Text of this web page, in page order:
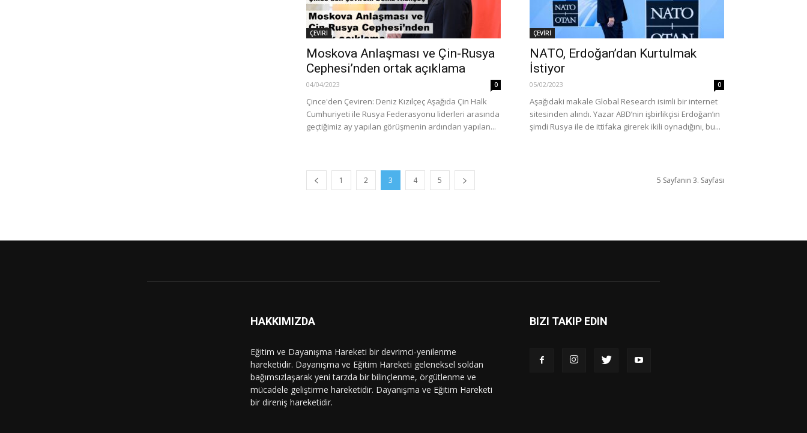
ÇEVİRİ
Moskova Anlaşması ve Çin-Rusya
Cephesi’nden ortak açıklama
04/04/2023 0
Çince'den Çeviren: Deniz Kızılçeç Aşağıda Çin Halk
Cumhuriyeti ile Rusya Federasyonu liderleri arasında
geçtiğimiz ay yapılan görüşmenin ardından yapılan...
ÇEVİRİ
NATO, Erdoğan’dan Kurtulmak
İstiyor
05/02/2023 0
Aşağıdaki makale Global Research isimli bir internet
sitesinden alındı. Yazar ABD’nin işbirlikçisi Erdoğan’ın
şimdi Rusya ile de ittifaka girerek ikili oynadığını, bu...
1 2 3 4 5 5 Sayfanın 3. Sayfası
HAKKIMIZDA
Eğitim ve Dayanışma Hareketi bir devrimci-yenilenme
hareketidir. Dayanışma ve Eğitim Hareketi geleneksel soldan
bağımsızlaşarak yeni tarzda bir bilinçlenme, örgütlenme ve
mücadele geliştirme hareketidir. Dayanışma ve Eğitim Hareketi
bir direniş hareketidir.
BIZI TAKIP EDIN